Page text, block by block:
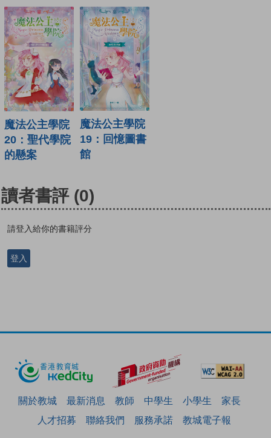
魔法公主學院
20：聖代學院
的懸案
魔法公主學院
19：回憶圖書
館
讀者書評 (0)
請登入給你的書籍評分
登入
關於教城 最新消息 教師 中學生 小學生
家長
人才招募
聯絡我們 服務承諾 教城電子報